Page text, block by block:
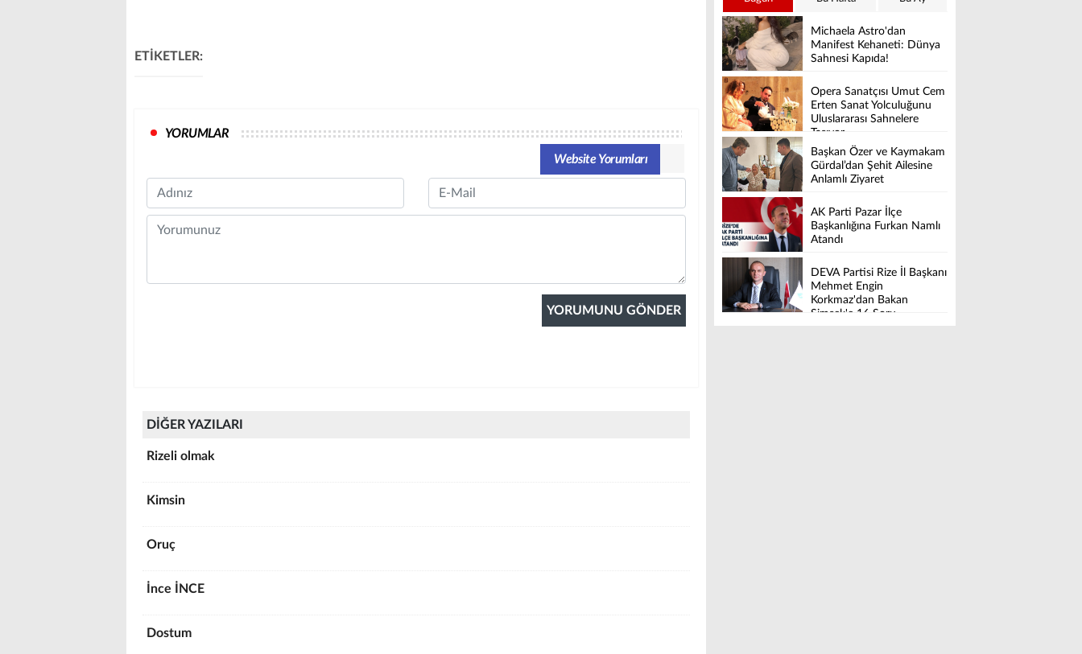
ETİKETLER:
YORUMLAR
Website Yorumları
Name Email
Comment
DİĞER YAZILARI
Rizeli olmak
Kimsin
Oruç
İnce İNCE
Dostum
Michaela Astro'dan
Manifest Kehaneti: Dünya
Sahnesi Kapıda!
Opera Sanatçısı Umut Cem
Erten Sanat Yolculuğunu
Uluslararası Sahnelere
Taşıyor
Başkan Özer ve Kaymakam
Gürdal’dan Şehit Ailesine
Anlamlı Ziyaret
AK Parti Pazar İlçe
Başkanlığına Furkan Namlı
Atandı
DEVA Partisi Rize İl Başkanı
Mehmet Engin
Korkmaz'dan Bakan
Şimşek'e 16 Soru